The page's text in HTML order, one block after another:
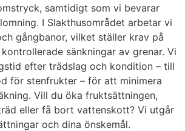
samtidigt som vi bevarar
I Slakthusområdet arbetar vi
gångbanor, vilket ställer krav på
sänkningar av grenar. Vi
efter trädslag och kondition – till
för stenfrukter – för att minimera
Vill du öka fruktsättningen,
eller få bort vattenskott? Vi utgår
och dina önskemål.